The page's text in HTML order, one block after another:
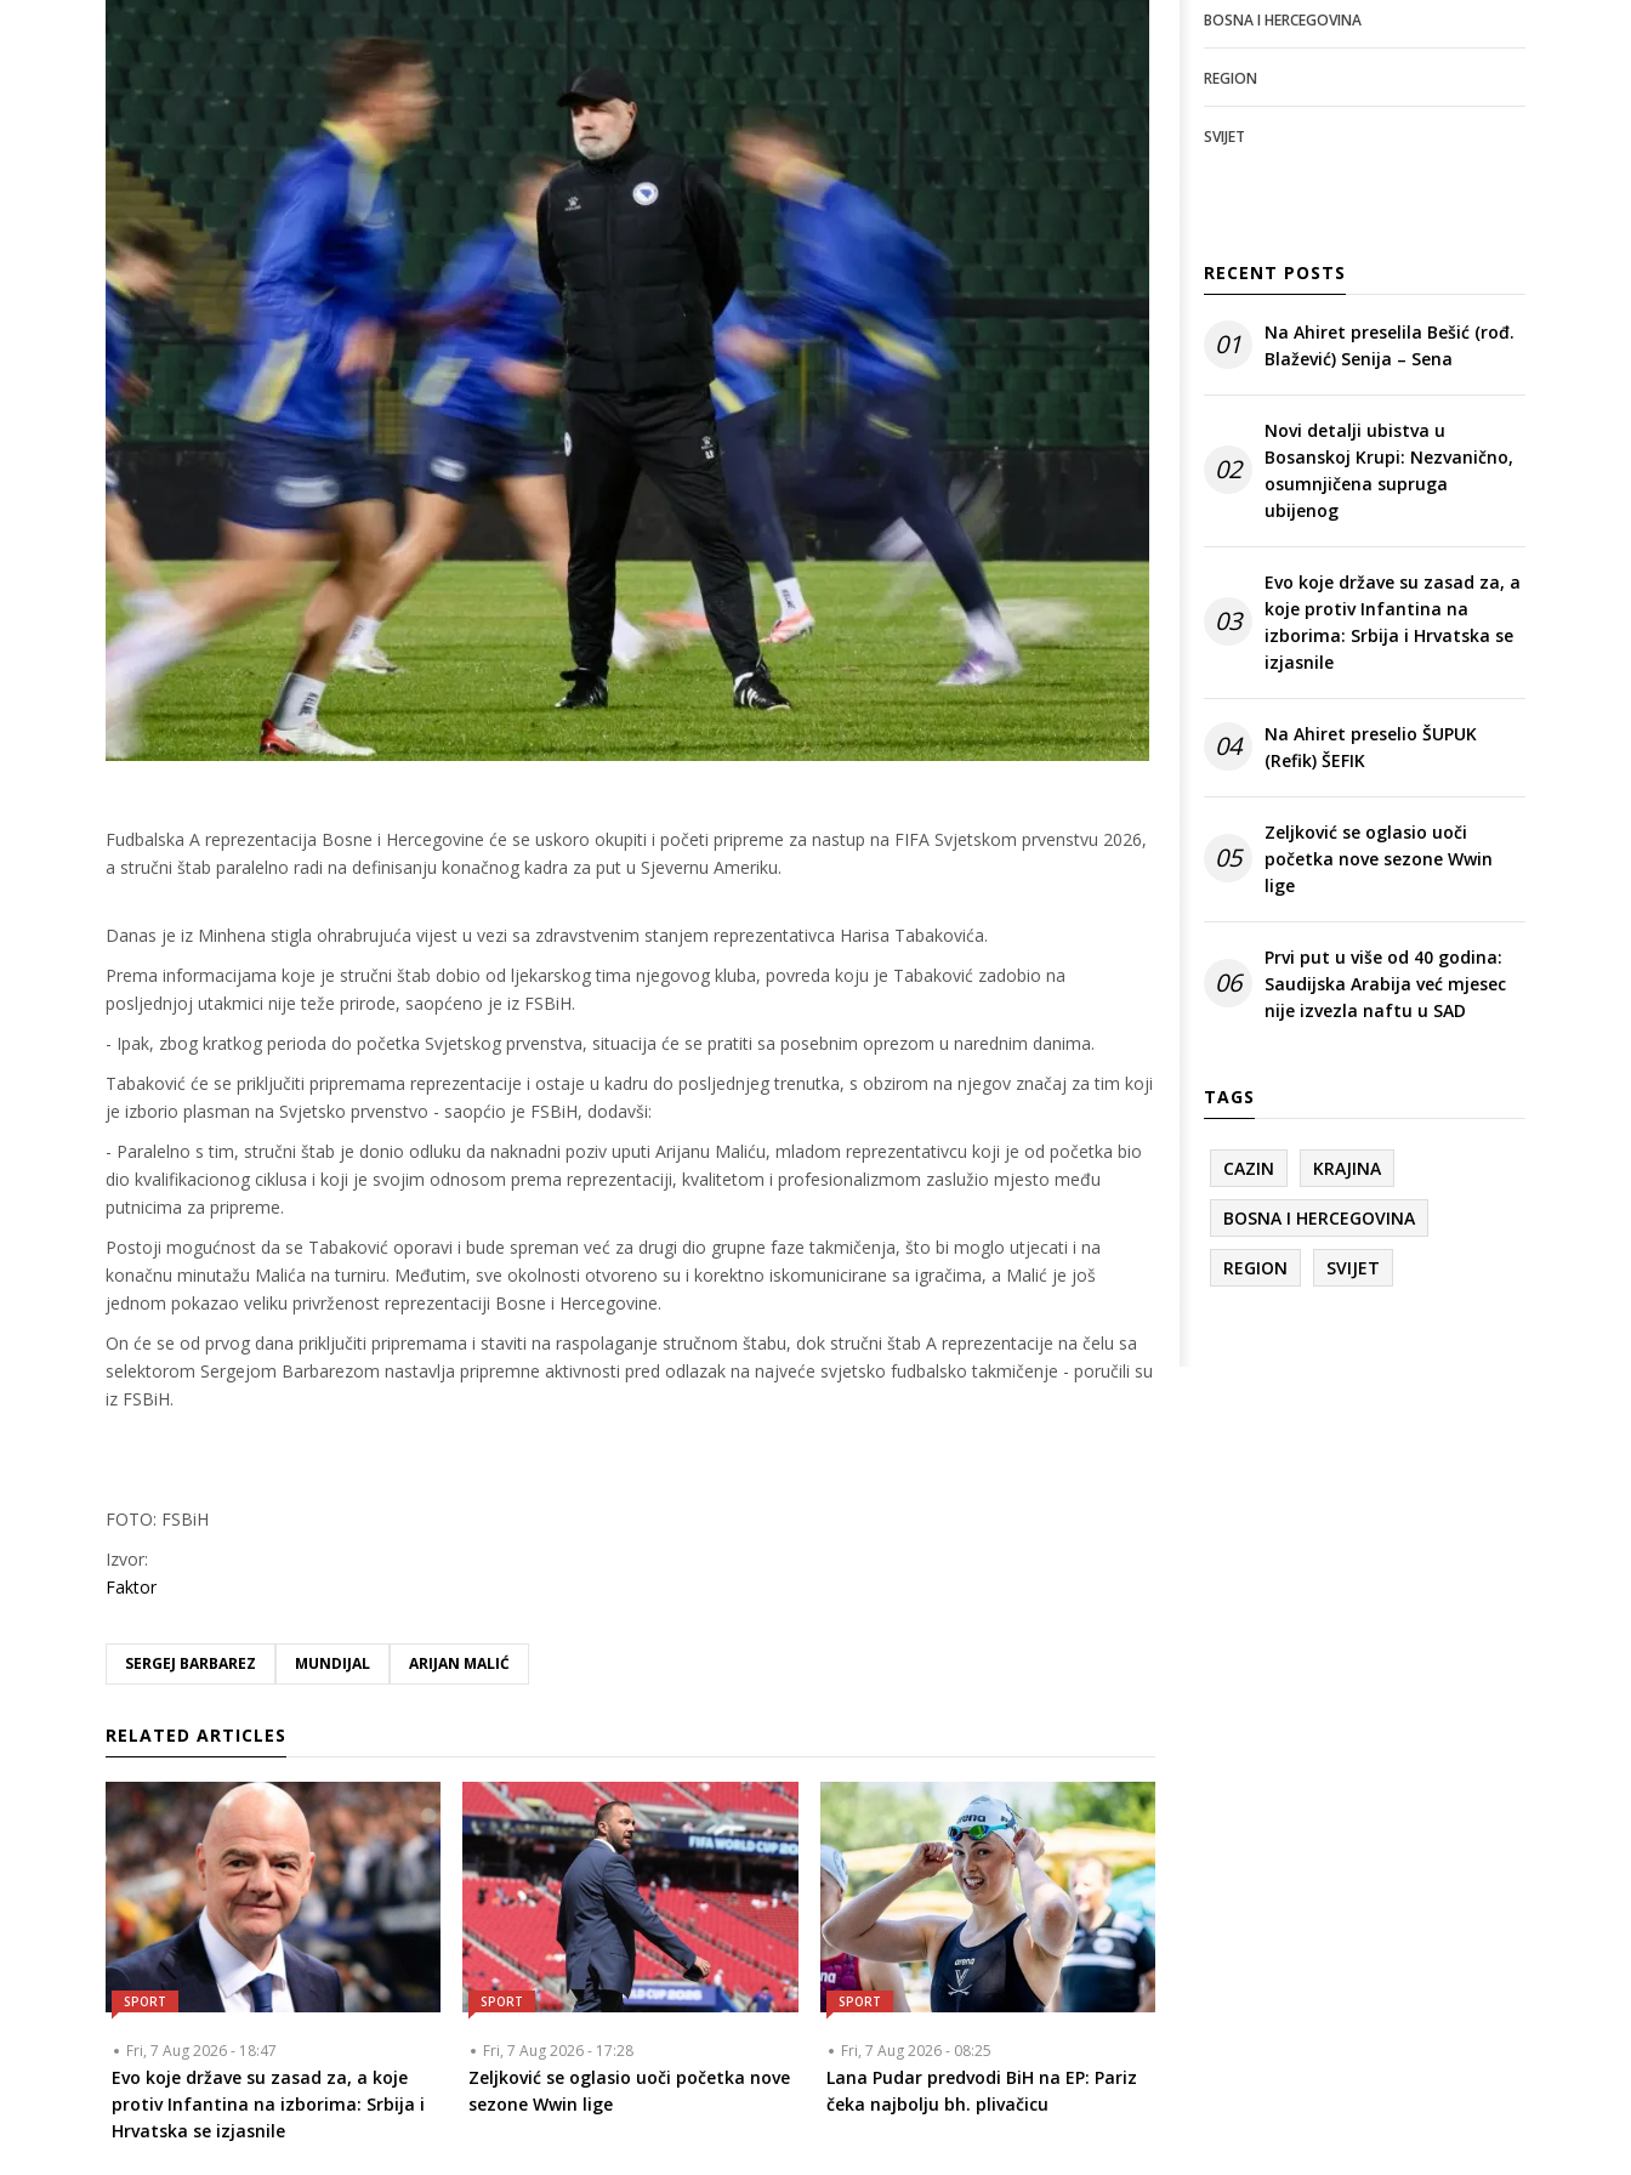
Fudbalska A reprezentacija Bosne i Hercegovine će se uskoro okupiti i početi pripreme za nastup na FIFA Svjetskom prvenstvu 2026,
a stručni štab paralelno radi na definisanju konačnog kadra za put u Sjevernu Ameriku.
Danas je iz Minhena stigla ohrabrujuća vijest u vezi sa zdravstvenim stanjem reprezentativca Harisa Tabakovića.
Prema informacijama koje je stručni štab dobio od ljekarskog tima njegovog kluba, povreda koju je Tabaković zadobio na
posljednjoj utakmici nije teže prirode, saopćeno je iz FSBiH.
- Ipak, zbog kratkog perioda do početka Svjetskog prvenstva, situacija će se pratiti sa posebnim oprezom u narednim danima.
Tabaković će se priključiti pripremama reprezentacije i ostaje u kadru do posljednjeg trenutka, s obzirom na njegov značaj za tim koji
je izborio plasman na Svjetsko prvenstvo - saopćio je FSBiH, dodavši:
- Paralelno s tim, stručni štab je donio odluku da naknadni poziv uputi Arijanu Maliću, mladom reprezentativcu koji je od početka bio
dio kvalifikacionog ciklusa i koji je svojim odnosom prema reprezentaciji, kvalitetom i profesionalizmom zaslužio mjesto među
putnicima za pripreme.
Postoji mogućnost da se Tabaković oporavi i bude spreman već za drugi dio grupne faze takmičenja, što bi moglo utjecati i na
konačnu minutažu Malića na turniru. Međutim, sve okolnosti otvoreno su i korektno iskomunicirane sa igračima, a Malić je još
jednom pokazao veliku privrženost reprezentaciji Bosne i Hercegovine.
On će se od prvog dana priključiti pripremama i staviti na raspolaganje stručnom štabu, dok stručni štab A reprezentacije na čelu sa
selektorom Sergejom Barbarezom nastavlja pripremne aktivnosti pred odlazak na najveće svjetsko fudbalsko takmičenje - poručili su
iz FSBiH.
FOTO: FSBiH
Izvor:
Faktor
SERGEJ BARBAREZ MUNDIJAL ARIJAN MALIĆ
RELATED ARTICLES
SPORT
Fri, 7 Aug 2026 - 18:47
Evo koje države su zasad za, a koje
protiv Infantina na izborima: Srbija i
Hrvatska se izjasnile
SPORT
Fri, 7 Aug 2026 - 17:28
Zeljković se oglasio uoči početka nove
sezone Wwin lige
SPORT
Fri, 7 Aug 2026 - 08:25
Lana Pudar predvodi BiH na EP: Pariz
čeka najbolju bh. plivačicu
BOSNA I HERCEGOVINA
REGION
SVIJET
RECENT POSTS
01
Na Ahiret preselila Bešić (rođ.
Blažević) Senija – Sena
02
Novi detalji ubistva u
Bosanskoj Krupi: Nezvanično,
osumnjičena supruga
ubijenog
03
Evo koje države su zasad za, a
koje protiv Infantina na
izborima: Srbija i Hrvatska se
izjasnile
04
Na Ahiret preselio ŠUPUK
(Refik) ŠEFIK
05
Zeljković se oglasio uoči
početka nove sezone Wwin
lige
06
Prvi put u više od 40 godina:
Saudijska Arabija već mjesec
nije izvezla naftu u SAD
TAGS
CAZIN KRAJINA
BOSNA I HERCEGOVINA
REGION SVIJET